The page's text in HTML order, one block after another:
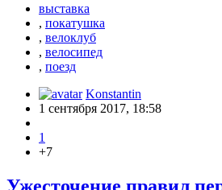
выставка
, покатушка
, велоклуб
, велосипед
, поезд
Konstantin
1 сентября 2017, 18:58
1
+7
Ужесточение правил